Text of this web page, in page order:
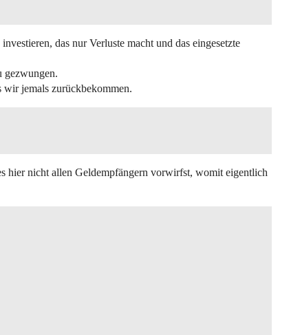
das nur Verluste macht und das eingesetzte
gezwungen.
wir jemals zurückbekommen.
hier nicht allen Geldempfängern vorwirfst, womit eigentlich